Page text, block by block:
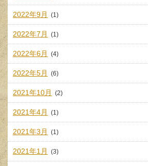
2022年9月 (1)
2022年7月 (1)
2022年6月 (4)
2022年5月 (6)
2021年10月 (2)
2021年4月 (1)
2021年3月 (1)
2021年1月 (3)